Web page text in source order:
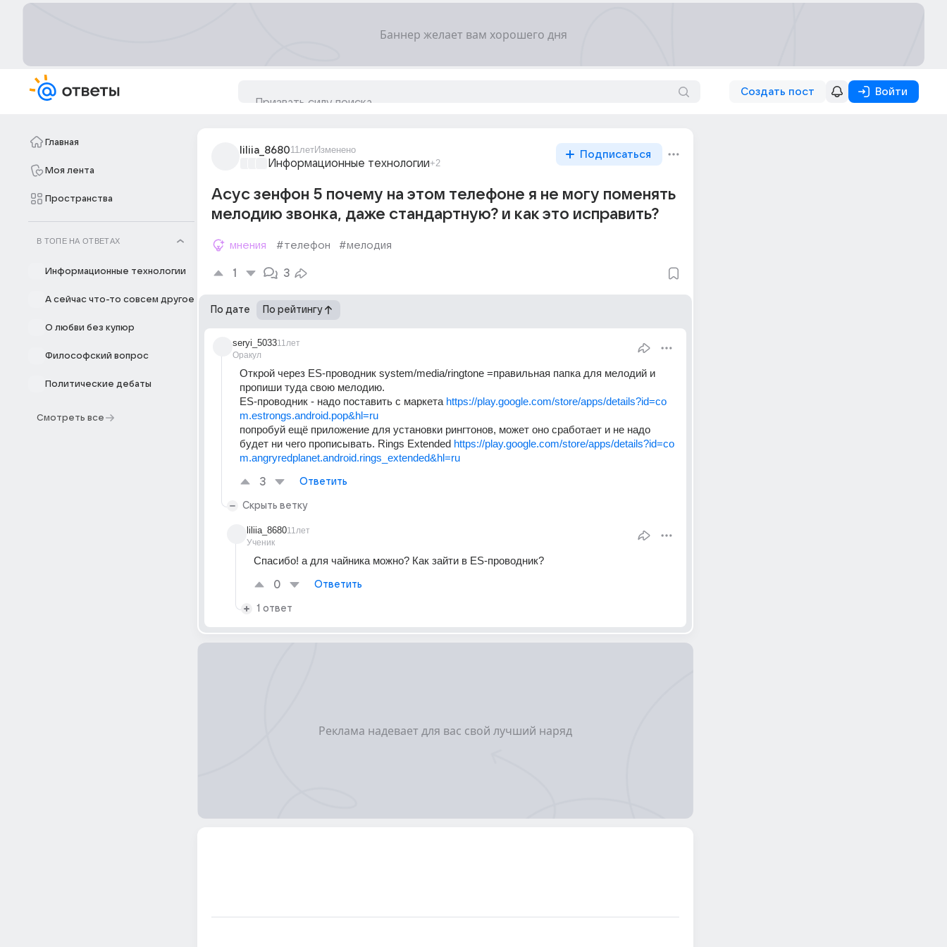
Создать пост Войти
Главная
Моя лента
Пространства
В ТОПЕ НА ОТВЕТАХ
Информационные технологии
А сейчас что-то совсем другое
О любви без купюр
Философский вопрос
Политические дебаты
Смотреть все
liliia_868011летИзменено
Информационные технологии+2
Подписаться
Асус зенфон 5 почему на этом телефоне я не могу поменять
мелодию звонка, даже стандартную? и как это исправить?
мнения #телефон #мелодия
1 3
По дате По рейтингу
seryi_5033
Оракул
11лет
Открой через ES-проводник system/media/ringtone =правильная папка для мелодий и
пропиши туда свою мелодию.
ES-проводник - надо поставить с маркета https://play.google.com/store/apps/details?id=co
m.estrongs.android.pop&hl=ru
попробуй ещё приложение для установки рингтонов, может оно сработает и не надо
будет ни чего прописывать. Rings Extended https://play.google.com/store/apps/details?id=co
m.angryredplanet.android.rings_extended&hl=ru
3 Ответить
Скрыть ветку
liliia_8680
Ученик
11лет
Спасибо! а для чайника можно? Как зайти в ES-проводник?
0 Ответить
1 ответ